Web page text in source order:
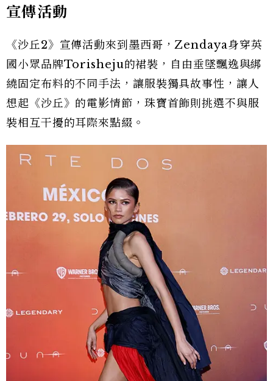
宣傳活動
《沙丘2》宣傳活動來到墨西哥，Zendaya身穿英
國小眾品牌Torisheju的裙裝，自由垂墜飄逸與綁
繞固定布料的不同手法，讓服裝獨具故事性，讓人
想起《沙丘》的電影情節，珠寶首飾則挑選不與服
裝相互干擾的耳際來點綴。